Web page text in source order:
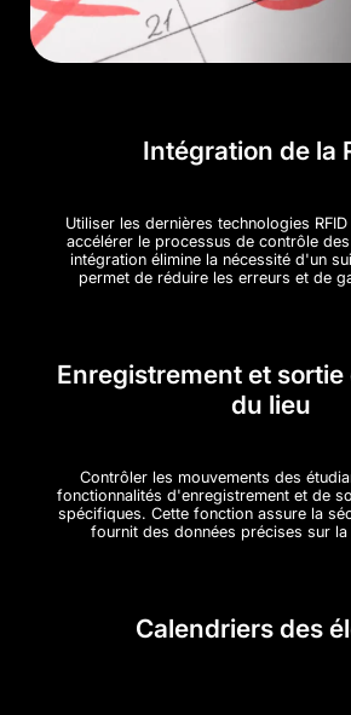
Intégration de la
Utiliser les dernières technologies
accélérer le processus de contrôle
intégration élimine la nécessité d'un
permet de réduire les erreurs et de
Enregistrement et
du lieu
Contrôler les mouvements des
fonctionnalités d'enregistrement et de
spécifiques. Cette fonction assure la
fournit des données précises sur
Calendriers des